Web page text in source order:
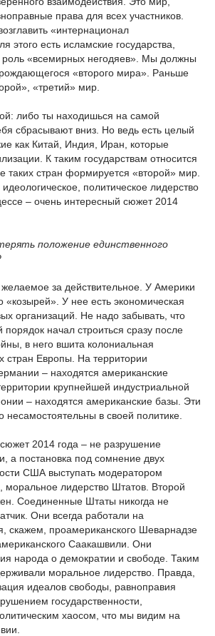
права для всех участников.
«интернационал
этого есть исламские государства,
роль «всемирных негодяев». Мы должны
«второго мира». Раньше
«третий» мир.
либо ты находишься на самой
сбрасывают вниз. Но ведь есть целый
как Китай, Индия, Иран, которые
К таким государствам относится
таких стран формируется «второй» мир.
политическое лидерство
– очень интересный сюжет 2014
положение единственного
за действительное. У Америки
«козырей». У нее есть экономическая
организаций. Не надо забывать, что
начал строиться сразу после
в него вшита колониальная
стран Европы. На территории
– находятся американские
крупнейшей индустриальной
– находятся американские базы. Эти
в своей политике.
2014 года – не разрушение
а постановка под сомнение двух
США выступать модератором
моральное лидерство Штатов. Второй
Соединенные Штаты никогда не
Они всегда работали на
скажем, проамериканского Шеварнадзе
Саакашвили. Они
народа о демократии и свободе. Таким
моральное лидерство. Правда,
идеалов свободы, равноправия
государственности,
хаосом, что мы видим на